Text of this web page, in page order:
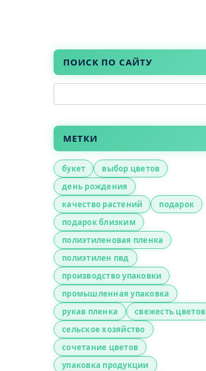
ПОИСК ПО САЙТУ
МЕТКИ
букет
выбор цветов
день рождения
качество растений
подарок
подарок близким
полиэтиленовая пленка
полиэтилен пвд
производство упаковки
промышленная упаковка
рукав пленка
свежесть цветов
сельское хозяйство
сочетание цветов
упаковка продукции